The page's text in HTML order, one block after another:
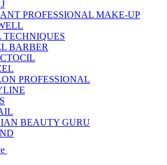
PROFESSIONAL MAKE-UP
TECHNIQUES
BARBER
PROFESSIONAL
BEAUTY GURU